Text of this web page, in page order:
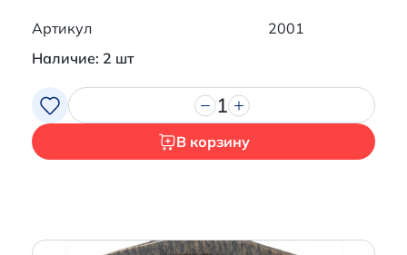
Артикул
2001
Наличие: 2 шт
1
В корзину